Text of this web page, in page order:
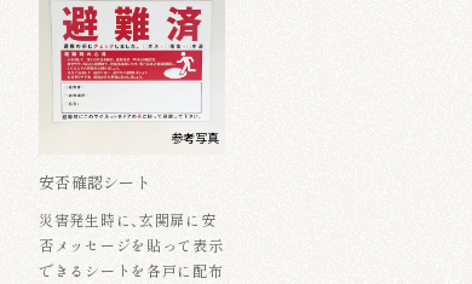
参考写真
安否確認シート
災害発生時に、玄関扉に安
否メッセージを貼って表示
できるシートを各戸に配布